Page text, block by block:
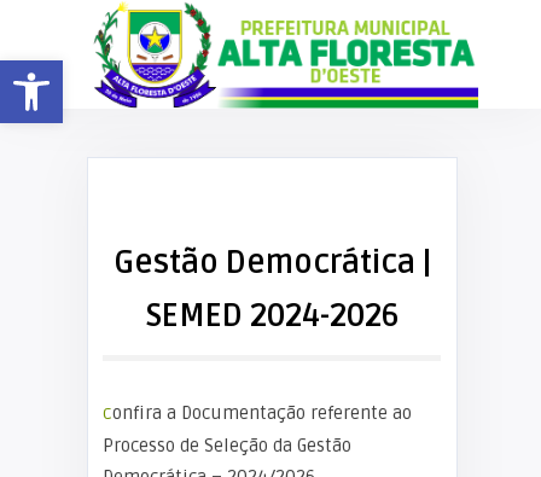
Barra de Ferramentas Aberta
Gestão Democrática |
SEMED 2024-2026
Confira a Documentação referente ao
Processo de Seleção da Gestão